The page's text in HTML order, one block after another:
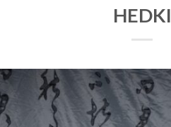
HEDKI